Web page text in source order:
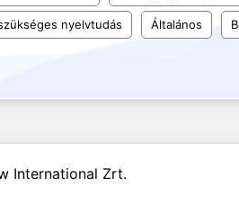
nyelvtudás Általános
International Zrt.